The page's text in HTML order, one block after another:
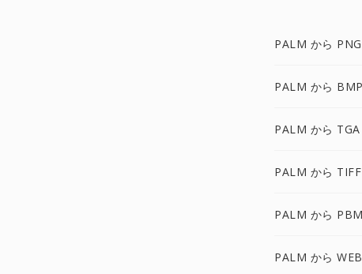
PALM から
PALM から
PALM から TGA
PALM から
PALM から
PALM から